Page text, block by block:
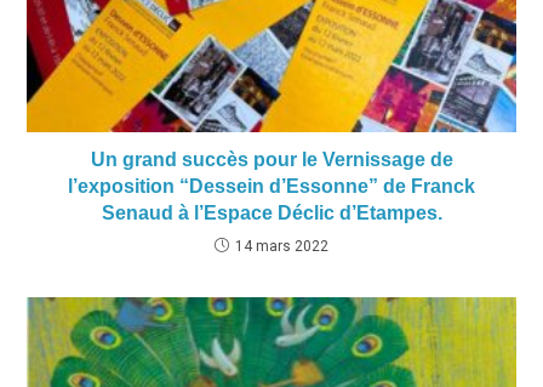
Un grand succès pour le Vernissage de
l’exposition “Dessein d’Essonne” de Franck
Senaud à l’Espace Déclic d’Etampes.
14 mars 2022